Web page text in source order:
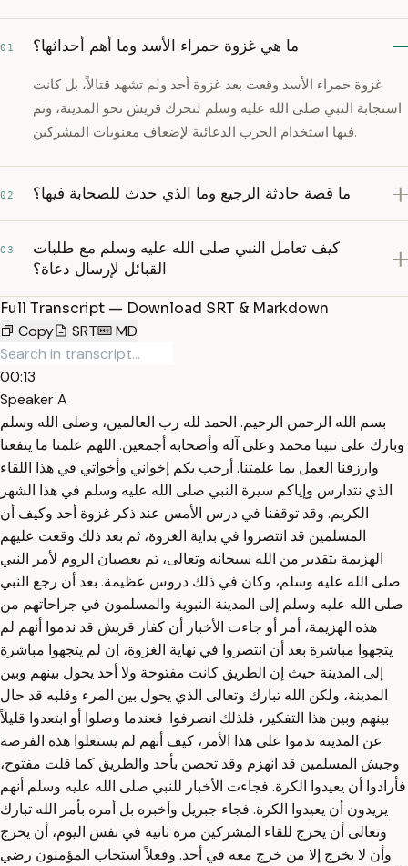
01 ما هي غزوة حمراء الأسد وما أهم أحداثها؟
غزوة حمراء الأسد وقعت بعد غزوة أحد ولم تشهد قتالاً، بل كانت
استجابة النبي صلى الله عليه وسلم لتحرك قريش نحو المدينة، وتم
فيها استخدام الحرب الدعائية لإضعاف معنويات المشركين.
02 ما قصة حادثة الرجيع وما الذي حدث للصحابة فيها؟
03
كيف تعامل النبي صلى الله عليه وسلم مع طلبات
القبائل لإرسال دعاة؟
Full Transcript — Download SRT & Markdown
Copy
SRT MD
00:13
Speaker A
بسم الله الرحمن الرحيم. الحمد لله رب العالمين، وصلى الله وسلم
وبارك على نبينا محمد وعلى آله وأصحابه أجمعين. اللهم علمنا ما ينفعنا
وارزقنا العمل بما علمتنا. أرحب بكم إخواني وأخواتي في هذا اللقاء
الذي نتدارس وإياكم سيرة النبي صلى الله عليه وسلم في هذا الشهر
الكريم. وقد توقفنا في درس الأمس عند ذكر غزوة أحد وكيف أن
المسلمين قد انتصروا في بداية الغزوة، ثم بعد ذلك وقعت عليهم
الهزيمة بتقدير من الله سبحانه وتعالى، ثم بعصيان الروم لأمر النبي
صلى الله عليه وسلم، وكان في ذلك دروس عظيمة. بعد أن رجع النبي
صلى الله عليه وسلم إلى المدينة النبوية والمسلمون في جراحاتهم من
هذه الهزيمة، أمر أو جاءت الأخبار أن كفار قريش قد ندموا أنهم لم
يتجهوا مباشرة بعد أن انتصروا في نهاية الغزوة، إن لم يتجهوا مباشرة
إلى المدينة حيث إن الطريق كانت مفتوحة ولا أحد يحول بينهم وبين
المدينة، ولكن الله تبارك وتعالى الذي يحول بين المرء وقلبه قد حال
بينهم وبين هذا التفكير، فلذلك انصرفوا. فعندما وصلوا أو ابتعدوا قليلاً
عن المدينة ندموا على هذا الأمر، كيف أنهم لم يستغلوا هذه الفرصة
وجيش المسلمين قد انهزم وقد تحصن بأحد والطريق كما قلت مفتوح،
فأرادوا أن يعيدوا الكرة. فجاءت الأخبار للنبي صلى الله عليه وسلم أنهم
يريدون أن يعيدوا الكرة. فجاء جبريل وأخبره بل أمره بأمر الله تبارك
وتعالى أن يخرج للقاء المشركين مرة ثانية في نفس اليوم، أن يخرج
وأن لا يخرج إلا من خرج معه في أحد. وفعلاً استجاب المؤمنون رضي